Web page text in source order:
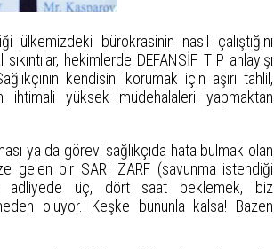
bürokrasinin nasıl çalıştığını
hekimlerde DEFANSİF TIP anlayışı
kendisini korumak için aşırı tahlil,
yüksek müdehalaleri yapmaktan
ya da görevi sağlıkçıda hata bulmak olan
gelen bir SARI ZARF (savunma istendiği
adliyede üç, dört saat beklemek, biz
oluyor. Keşke bununla kalsa! Bazen